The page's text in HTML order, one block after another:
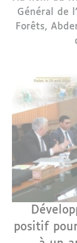
Général de
Forêts,
positif